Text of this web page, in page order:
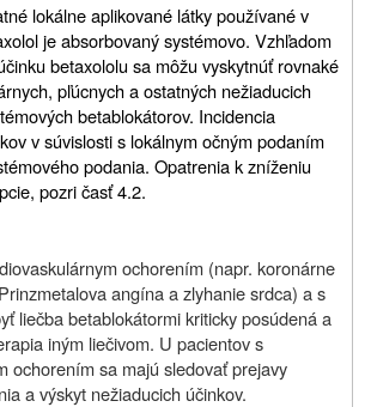
lokálne aplikované látky používané v
je absorbovaný systémovo. Vzhľadom
betaxololu sa môžu vyskytnúť rovnaké
pľúcnych a ostatných nežiaducich
betablokátorov. Incidencia
v súvislosti s lokálnym očným podaním
podania. Opatrenia k zníženiu
pozri časť 4.2.
ochorením (napr. koronárne
angína a zlyhanie srdca) a s
liečba betablokátormi kriticky posúdená a
iným liečivom. U pacientov s
ochorením sa majú sledovať prejavy
a výskyt nežiaducich účinkov.